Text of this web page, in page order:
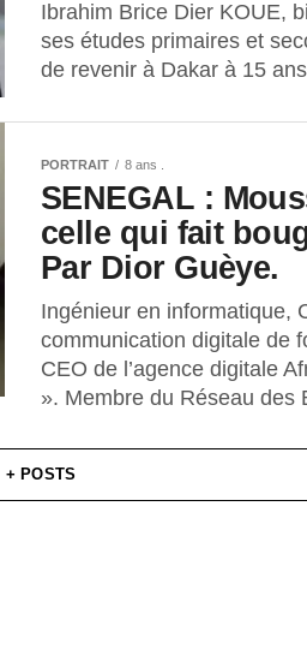
Ibrahim Brice Dier KOUE,
ses études primaires et
de revenir à Dakar à 15
PORTRAIT 8 ans .
SENEGAL :
celle qui fait
Par Dior Guèye.
Ingénieur en informatique,
communication digitale de
CEO de l’agence digitale
». Membre du Réseau des
+ POSTS